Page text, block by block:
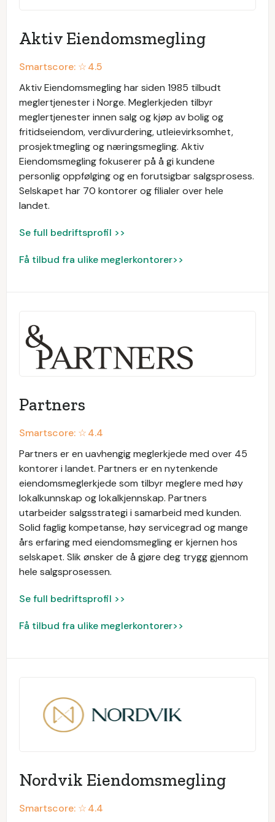
Aktiv Eiendomsmegling
Smartscore: ☆4.5
Aktiv Eiendomsmegling har siden 1985 tilbudt
meglertjenester i Norge. Meglerkjeden tilbyr
meglertjenester innen salg og kjøp av bolig og
fritidseiendom, verdivurdering, utleievirksomhet,
prosjektmegling og næringsmegling. Aktiv
Eiendomsmegling fokuserer på å gi kundene
personlig oppfølging og en forutsigbar salgsprosess.
Selskapet har 70 kontorer og filialer over hele
landet.
Se full bedriftsprofil >>
Få tilbud fra ulike meglerkontorer>>
Partners
Smartscore: ☆4.4
Partners er en uavhengig meglerkjede med over 45
kontorer i landet. Partners er en nytenkende
eiendomsmeglerkjede som tilbyr meglere med høy
lokalkunnskap og lokalkjennskap. Partners
utarbeider salgsstrategi i samarbeid med kunden.
Solid faglig kompetanse, høy servicegrad og mange
års erfaring med eiendomsmegling er kjernen hos
selskapet. Slik ønsker de å gjøre deg trygg gjennom
hele salgsprosessen.
Se full bedriftsprofil >>
Få tilbud fra ulike meglerkontorer>>
Nordvik Eiendomsmegling
Smartscore: ☆4.4